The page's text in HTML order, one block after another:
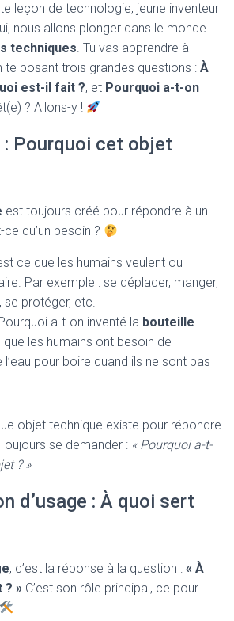
leçon de technologie, jeune inventeur
nous allons plonger dans le monde
techniques. Tu vas apprendre à
te posant trois grandes questions : À
est-il fait ?, et Pourquoi a-t-on
? Allons-y !
: Pourquoi cet objet
est toujours créé pour répondre à un
ce qu’un besoin ?
ce que les humains veulent ou
Par exemple : se déplacer, manger,
se protéger, etc.
a-t-on inventé la bouteille
que les humains ont besoin de
pour boire quand ils ne sont pas
objet technique existe pour répondre
se demander : « Pourquoi a-t-
? »
d’usage : À quoi sert
, c’est la réponse à la question : « À
? » C’est son rôle principal, ce pour